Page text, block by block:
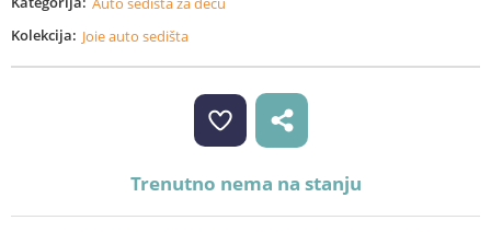
Kolekcija: Joie auto sedišta
Trenutno nema na stanju